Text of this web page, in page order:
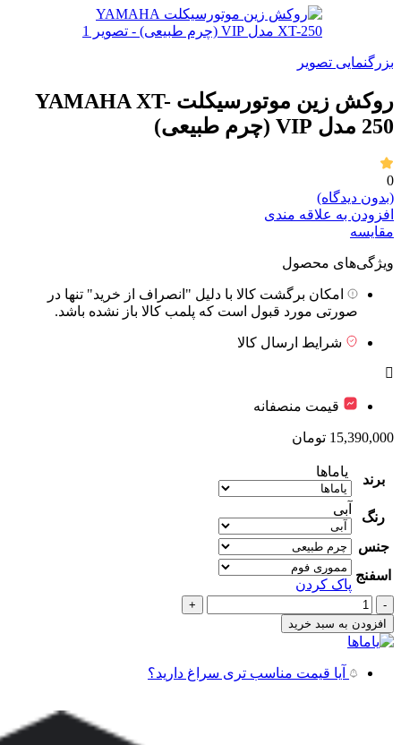
بزرگنمایی تصویر
روکش زین موتورسیکلت YAMAHA XT-
250 مدل VIP (چرم طبیعی)
0
(بدون دیدگاه)
افزودن به علاقه مندی
مقایسه
ویژگی‌های محصول
امکان برگشت کالا با دلیل "انصراف از خرید" تنها در
صورتی مورد قبول است که پلمب کالا باز نشده باشد.
شرایط ارسال کالا
قیمت منصفانه
15,390,000 تومان
برند
یاماها
رنگ
آبی
جنس
اسفنج
پاک کردن
روکش
زین
موتورسیکلت
YAMAHA
XT-
افزودن به سبد خرید
آیا قیمت مناسب تری سراغ دارید؟